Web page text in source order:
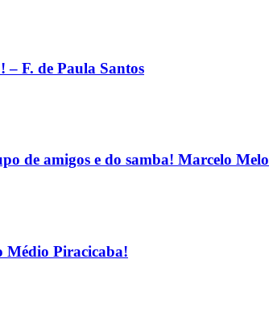
– F. de Paula Santos
de amigos e do samba! Marcelo Melo
Médio Piracicaba!